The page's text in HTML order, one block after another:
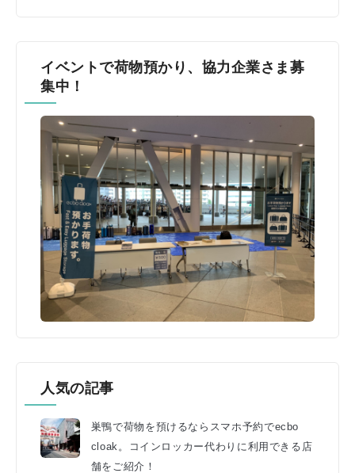
イベントで荷物預かり、協力企業さま募
集中！
人気の記事
巣鴨で荷物を預けるならスマホ予約でecbo
cloak。コインロッカー代わりに利用できる店
舗をご紹介！